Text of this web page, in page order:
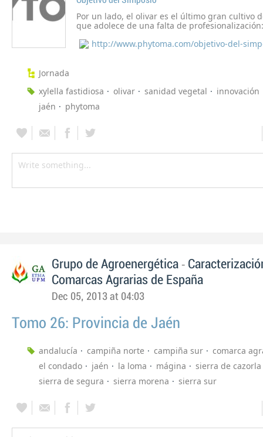
Por un lado, el olivar es el último gran cultivo
que adolece de una falta de
dentro de estos últimos, otro porcentaje
http://www.phytoma.com/objetivo-del-
Jornada
xylella fastidiosa
olivar sanidad vegetal
innovación
jaén
phytoma
Grupo de Agroenergética -
Comarcas Agrarias de España
Dec 05, 2013 at 04:03
Tomo 26: Provincia de Jaén
andalucía campiña norte campiña sur
comarca
el condado
jaén la loma mágina
sierra de cazorla
sierra de segura
sierra morena sierra sur